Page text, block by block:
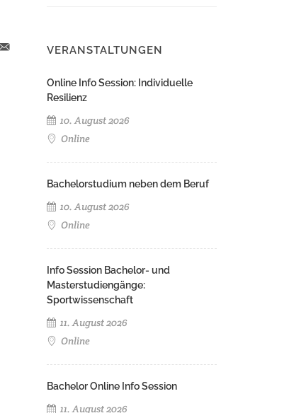
VERANSTALTUNGEN
Online Info Session: Individuelle
Resilienz
10. August 2026
Online
Bachelorstudium neben dem Beruf
10. August 2026
Online
Info Session Bachelor- und
Masterstudiengänge:
Sportwissenschaft
11. August 2026
Online
Bachelor Online Info Session
11. August 2026